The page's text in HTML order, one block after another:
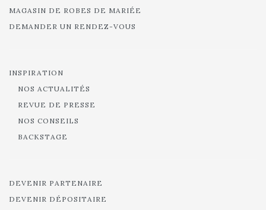
MAGASIN DE ROBES DE MARIÉE
DEMANDER UN RENDEZ-VOUS
INSPIRATION
NOS ACTUALITÉS
REVUE DE PRESSE
NOS CONSEILS
BACKSTAGE
DEVENIR PARTENAIRE
DEVENIR DÉPOSITAIRE